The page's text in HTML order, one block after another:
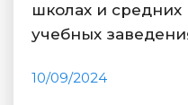
школах и
учебных
10/09/2024